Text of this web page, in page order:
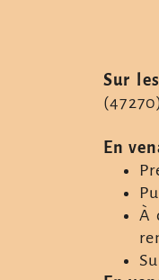
Sur
En
À